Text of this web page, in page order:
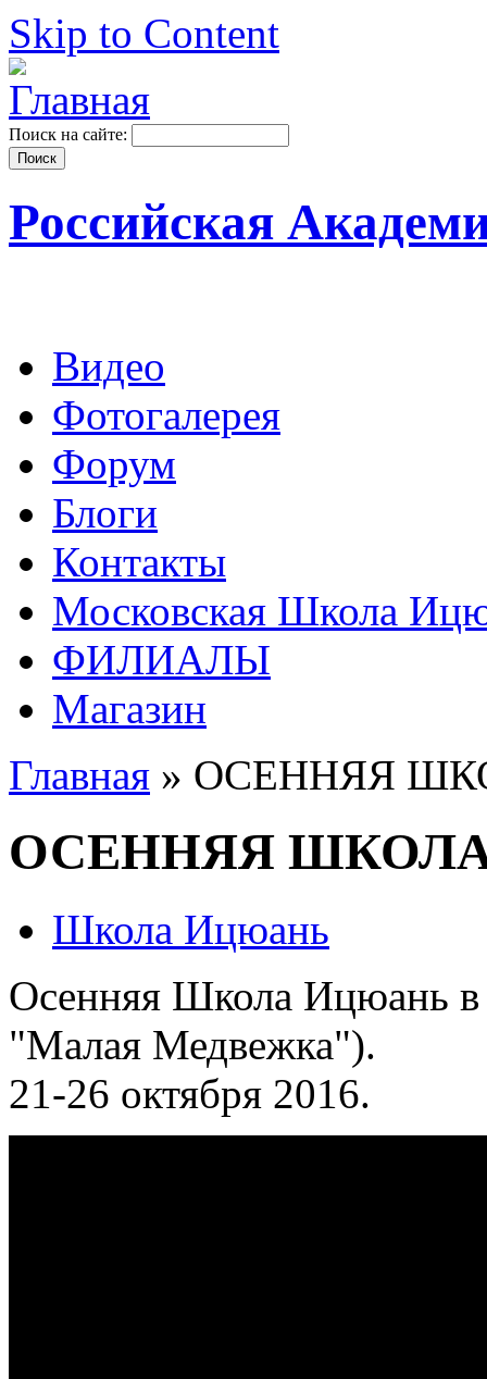
Skip to Content
Поиск на сайте:
Российская
Видео
Фотогалерея
Форум
Блоги
Контакты
Московская Школа
ФИЛИАЛЫ
Магазин
Главная » ОСЕННЯЯ
ОСЕННЯЯ ШКОЛА
Школа Ицюань
Осенняя Школа Ицюань в
"Малая Медвежка").
21-26 октября 2016.